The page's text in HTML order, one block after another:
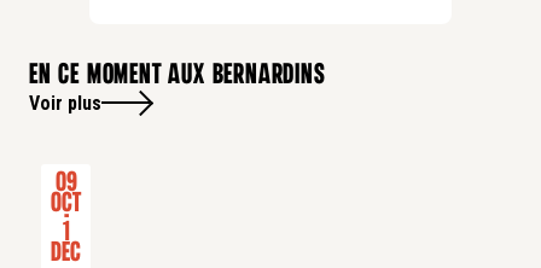
En ce moment aux bernardins
Voir plus
09
Oct
-
1
Dec